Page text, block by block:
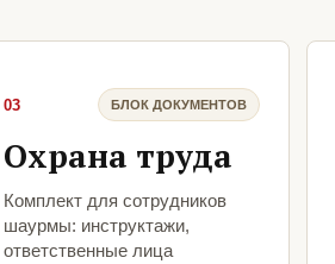
03 БЛОК ДОКУМЕНТОВ
Охрана труда
Комплект для сотрудников
шаурмы: инструктажи,
ответственные лица